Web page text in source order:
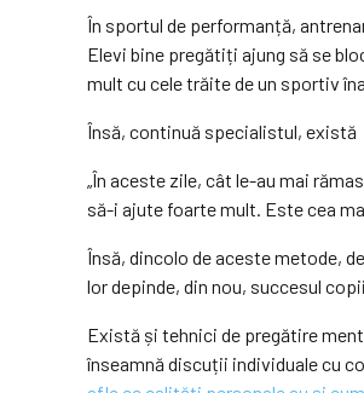
În sportul de performanță,
Elevi bine pregătiți ajung să se
mult cu cele trăite de un sportiv
Însă, continuă specialistul, există
„În aceste zile, cât le-au mai
să-i ajute foarte mult. Este cea
Însă, dincolo de aceste metode,
lor depinde, din nou, succesul
Există și tehnici de pregătire
înseamnă discuții individuale cu